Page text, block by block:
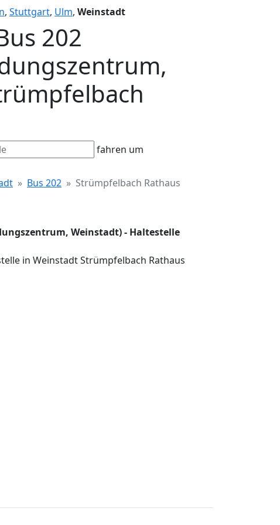
, Stuttgart, Ulm, Weinstadt
202
fahren um
Bus 202 Strümpfelbach Rathaus
Weinstadt) - Haltestelle
in Weinstadt Strümpfelbach Rathaus